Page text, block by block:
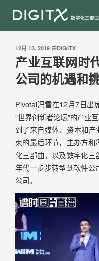
12月 13, 2019 由DIGITX
产业互联网时
公司的机遇和
Pivotal冯雷在12月7日出
“世界创新者论坛”的产业
到了来自媒体、资本和
束的最后环节，主办方和
化三部曲，以及数字化
年代一步步转型到软件公
公司。